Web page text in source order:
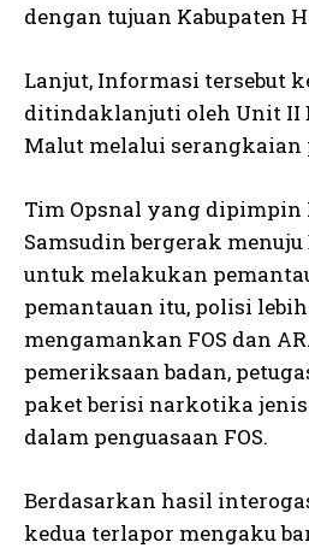
dengan tujuan Kabupaten
Lanjut, Informasi tersebut
ditindaklanjuti oleh Unit II
Malut melalui
Tim Opsnal yang dipimpin
Samsudin bergerak menuju
untuk melakukan
pemantauan itu, polisi
mengamankan FOS dan
pemeriksaan badan,
paket berisi narkotika
dalam penguasaan FOS.
Berdasarkan hasil
kedua terlapor mengaku